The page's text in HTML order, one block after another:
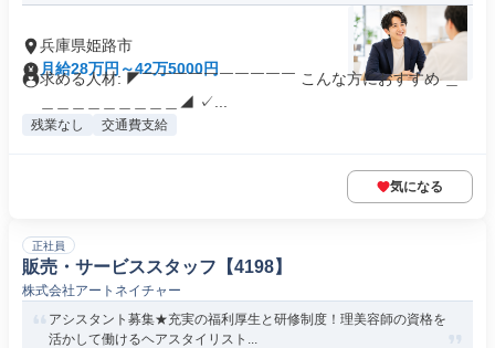
兵庫県姫路市
月給28万円～42万5000円
求める人材: ◤￣￣￣￣￣￣￣￣￣￣ こんな方におすすめ ＿
＿＿＿＿＿＿＿＿＿◢ ✓...
残業なし 交通費支給
気になる
正社員
販売・サービススタッフ【4198】
株式会社アートネイチャー
アシスタント募集★充実の福利厚生と研修制度！理美容師の資格を
活かして働けるヘアスタイリスト...